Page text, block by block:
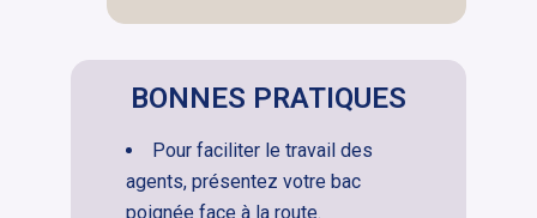
BONNES PRATIQUES
Pour faciliter le travail des
agents, présentez votre bac
poignée face à la route.